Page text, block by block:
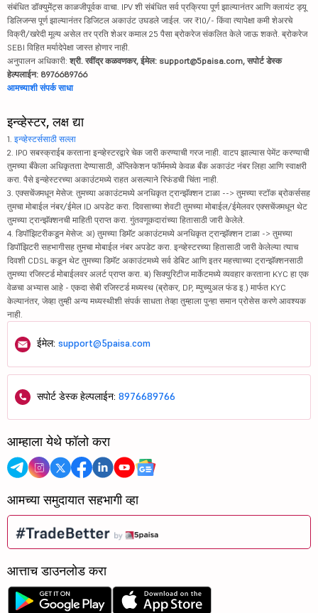
संबंधित डॉक्युमेंट्स काळजीपूर्वक वाचा. IPV शी संबंधित सर्व प्रक्रिया पूर्ण झाल्यानंतर आणि क्लायंट ड्यू
डिलिजन्स पूर्ण झाल्यानंतर डिजिटल अकाउंट उघडले जाईल. जर ₹10/- किंवा त्यापेक्षा कमी शेअरचे
विक्री/खरेदी मूल्य असेल तर प्रति शेअर कमाल 25 पैसा ब्रोकरेज संकलित केले जाऊ शकते. ब्रोकरेज
SEBI विहित मर्यादेपेक्षा जास्त होणार नाही.
अनुपालन अधिकारी: श्री. रवींद्र कळवणकर, ईमेल: support@5paisa.com, सपोर्ट डेस्क
हेल्पलाईन: 8976689766
आमच्याशी संपर्क साधा
इन्व्हेस्टर, लक्ष द्या
1. इन्व्हेस्टर्ससाठी सल्ला
2. IPO सबस्क्राईब करताना इन्व्हेस्टरद्वारे चेक जारी करण्याची गरज नाही. वाटप झाल्यास पेमेंट करण्याची
तुमच्या बँकेला अधिकृतता देण्यासाठी, ॲप्लिकेशन फॉर्ममध्ये केवळ बँक अकाउंट नंबर लिहा आणि स्वाक्षरी
करा. पैसे इन्व्हेस्टरच्या अकाउंटमध्ये राहत असल्याने रिफंडची चिंता नाही.
3. एक्सचेंजमधून मेसेज: तुमच्या अकाउंटमध्ये अनधिकृत ट्रान्झॅक्शन टाळा --> तुमच्या स्टॉक ब्रोकर्ससह
तुमचा मोबाईल नंबर/ईमेल ID अपडेट करा. दिवसाच्या शेवटी तुमच्या मोबाईल/ईमेलवर एक्सचेंजमधून थेट
तुमच्या ट्रान्झॅक्शनची माहिती प्राप्त करा. गुंतवणूकदारांच्या हितासाठी जारी केलेले.
4. डिपॉझिटरीकडून मेसेज: अ) तुमच्या डिमॅट अकाउंटमध्ये अनधिकृत ट्रान्झॅक्शन टाळा -> तुमच्या
डिपॉझिटरी सहभागीसह तुमचा मोबाईल नंबर अपडेट करा. इन्व्हेस्टरच्या हितासाठी जारी केलेल्या त्याच
दिवशी CDSL कडून थेट तुमच्या डिमॅट अकाउंटमध्ये सर्व डेबिट आणि इतर महत्त्वाच्या ट्रान्झॅक्शनसाठी
तुमच्या रजिस्टर्ड मोबाईलवर अलर्ट प्राप्त करा. ब) सिक्युरिटीज मार्केटमध्ये व्यवहार करताना KYC हा एक
वेळचा अभ्यास आहे - एकदा सेबी रजिस्टर्ड मध्यस्थ (ब्रोकर, DP, म्युच्युअल फंड इ.) मार्फत KYC
केल्यानंतर, जेव्हा तुम्ही अन्य मध्यस्थीशी संपर्क साधता तेव्हा तुम्हाला पुन्हा समान प्रोसेस करणे आवश्यक
नाही.
ईमेल: support@5paisa.com
सपोर्ट डेस्क हेल्पलाईन: 8976689766
आम्हाला येथे फॉलो करा
आमच्या समुदायात सहभागी व्हा
आत्ताच डाउनलोड करा